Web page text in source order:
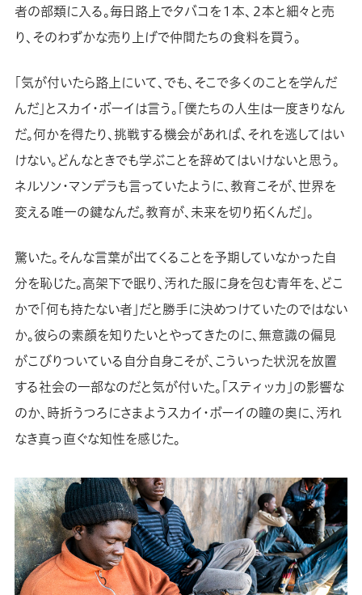
者の部類に入る。毎日路上でタバコを１本、２本と細々と売
り、そのわずかな売り上げで仲間たちの食料を買う。
「気が付いたら路上にいて、でも、そこで多くのことを学んだ
んだ」とスカイ・ボーイは言う。「僕たちの人生は一度きりなん
だ。何かを得たり、挑戦する機会があれば、それを逃してはい
けない。どんなときでも学ぶことを辞めてはいけないと思う。
ネルソン・マンデラも言っていたように、教育こそが、世界を
変える唯一の鍵なんだ。教育が、未来を切り拓くんだ」。
驚いた。そんな言葉が出てくることを予期していなかった自
分を恥じた。高架下で眠り、汚れた服に身を包む青年を、どこ
かで「何も持たない者」だと勝手に決めつけていたのではない
か。彼らの素顔を知りたいとやってきたのに、無意識の偏見
がこびりついている自分自身こそが、こういった状況を放置
する社会の一部なのだと気が付いた。「スティッカ」の影響な
のか、時折うつろにさまようスカイ・ボーイの瞳の奥に、汚れ
なき真っ直ぐな知性を感じた。